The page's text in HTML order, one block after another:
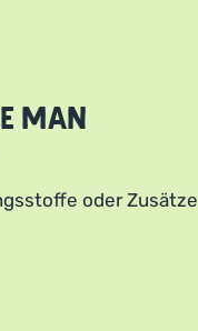
man
oder Zusätze